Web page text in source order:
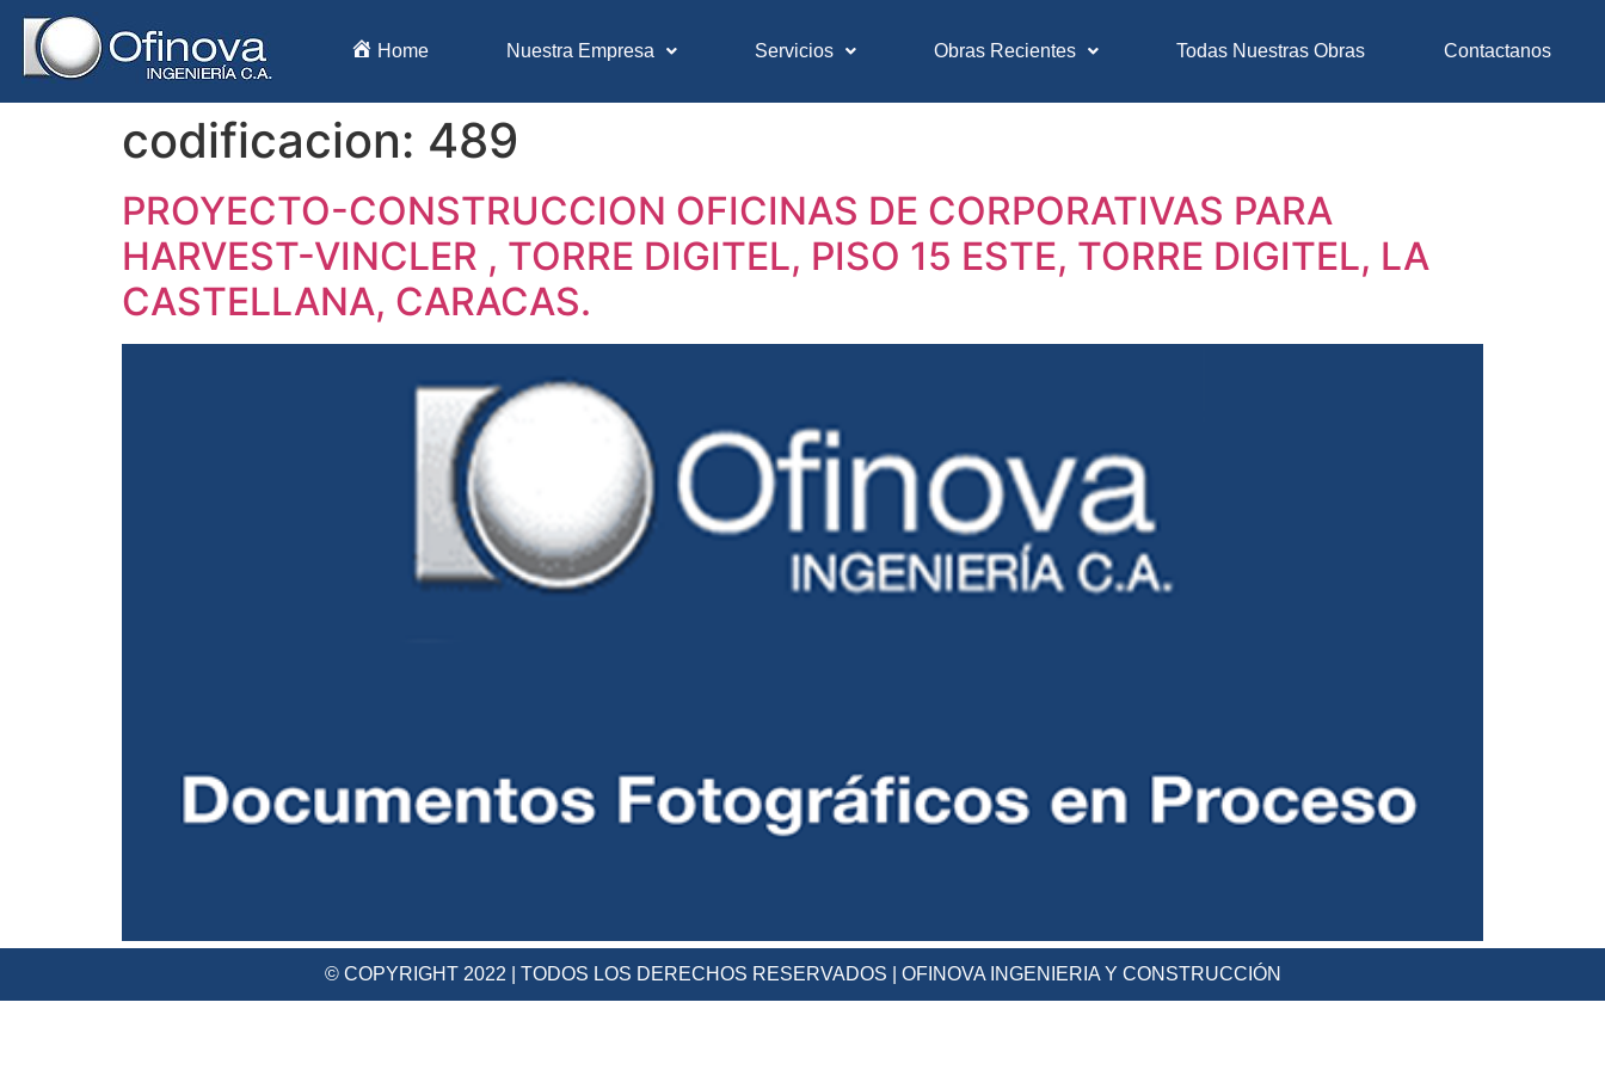
Home Nuestra Empresa Servicios Obras Recientes Todas Nuestras Obras Contactanos
codificacion: 489
PROYECTO-CONSTRUCCION OFICINAS DE CORPORATIVAS PARA
HARVEST-VINCLER , TORRE DIGITEL, PISO 15 ESTE, TORRE DIGITEL, LA
CASTELLANA, CARACAS.
© COPYRIGHT 2022 | TODOS LOS DERECHOS RESERVADOS | OFINOVA INGENIERIA Y CONSTRUCCIÓN